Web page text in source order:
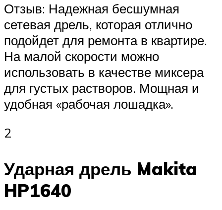
Отзыв: Надежная бесшумная
сетевая дрель, которая отлично
подойдет для ремонта в квартире.
На малой скорости можно
использовать в качестве миксера
для густых растворов. Мощная и
удобная «рабочая лошадка».
2
Ударная дрель Makita
HP1640